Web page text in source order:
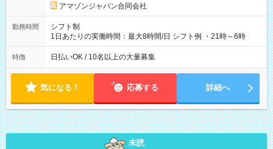
です。
アマゾンジャパン合同会社
勤務時間
シフト制
1日あたりの実働時間：最大8時間/日 シフト例 ・21時～6時
特徴 日払いOK / 10名以上の大量募集
気になる！ 応募する 詳細へ
未読